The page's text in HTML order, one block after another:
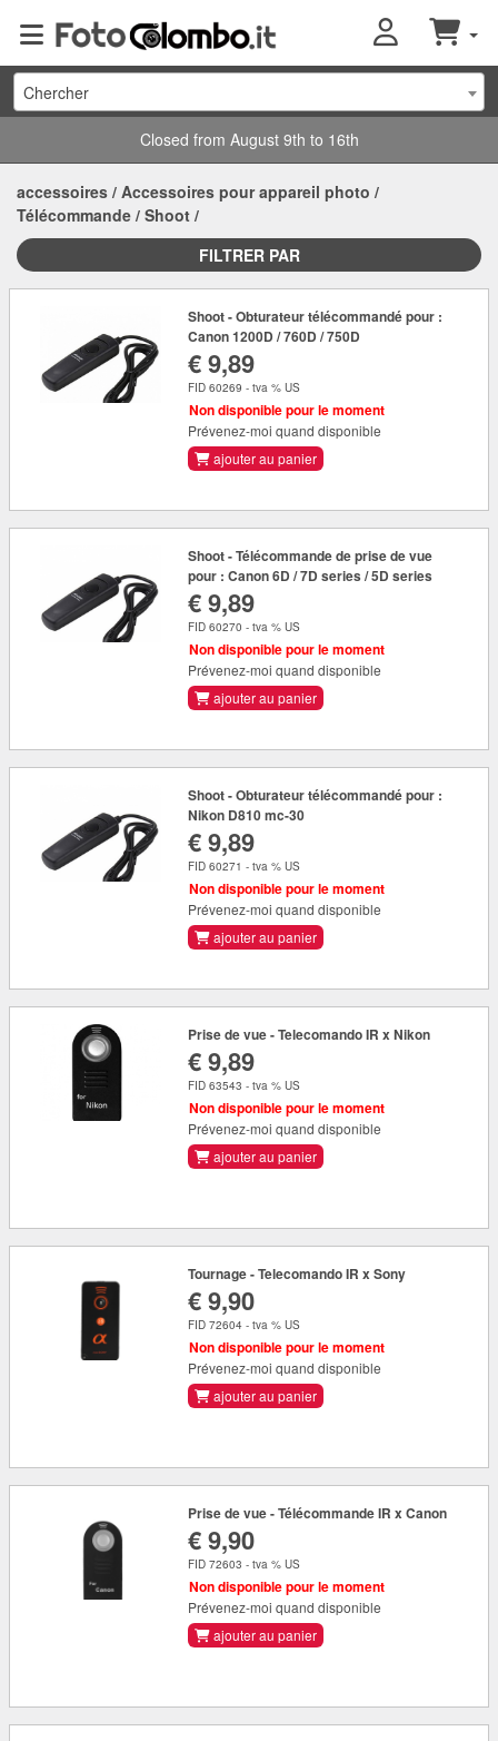
Chercher
Closed from August 9th to 16th
accessoires / Accessoires pour appareil photo /
Télécommande / Shoot /
FILTRER PAR
Shoot - Obturateur télécommandé pour :
Canon 1200D / 760D / 750D
€ 9,89
FID 60269 - tva % US
Non disponible pour le moment
Prévenez-moi quand disponible
ajouter au panier
Shoot - Télécommande de prise de vue
pour : Canon 6D / 7D series / 5D series
€ 9,89
FID 60270 - tva % US
Non disponible pour le moment
Prévenez-moi quand disponible
ajouter au panier
Shoot - Obturateur télécommandé pour :
Nikon D810 mc-30
€ 9,89
FID 60271 - tva % US
Non disponible pour le moment
Prévenez-moi quand disponible
ajouter au panier
Prise de vue - Telecomando IR x Nikon
€ 9,89
FID 63543 - tva % US
Non disponible pour le moment
Prévenez-moi quand disponible
ajouter au panier
Tournage - Telecomando IR x Sony
€ 9,90
FID 72604 - tva % US
Non disponible pour le moment
Prévenez-moi quand disponible
ajouter au panier
Prise de vue - Télécommande IR x Canon
€ 9,90
FID 72603 - tva % US
Non disponible pour le moment
Prévenez-moi quand disponible
ajouter au panier